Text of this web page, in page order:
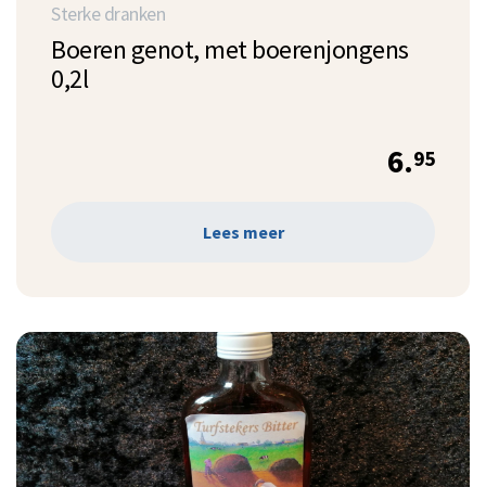
Sterke dranken
Boeren genot, met boerenjongens
0,2l
6.95
Lees meer